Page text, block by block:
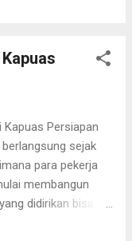
beliau bersama
Pendidikan Anak
masalah
selesai
Bupati, Tim
Kapuas
Kapuas Persiapan
sejak
para pekerja
membangun
didirikan bisa